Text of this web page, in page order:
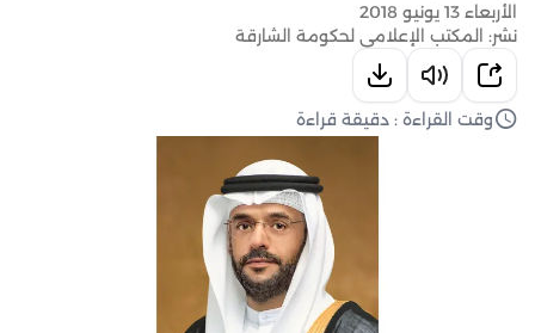
الأربعاء 13 يونيو 2018
نشر: المكتب الإعلامي لحكومة الشارقة
وقت القراءة : دقيقة قراءة